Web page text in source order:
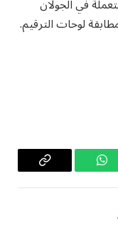
في الجولان
لوحات الترقيم.
واتساب
Copy